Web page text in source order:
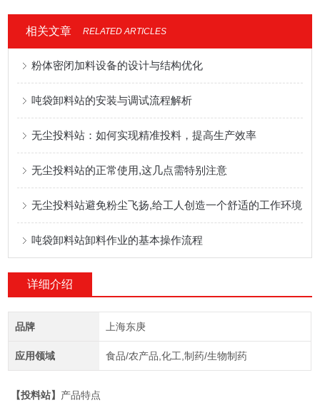
相关文章 RELATED ARTICLES
粉体密闭加料设备的设计与结构优化
吨袋卸料站的安装与调试流程解析
无尘投料站：如何实现精准投料，提高生产效率
无尘投料站的正常使用,这几点需特别注意
无尘投料站避免粉尘飞扬,给工人创造一个舒适的工作环境
吨袋卸料站卸料作业的基本操作流程
详细介绍
品牌 上海东庚
应用领域 食品/农产品,化工,制药/生物制药
【投料站】 产品特点